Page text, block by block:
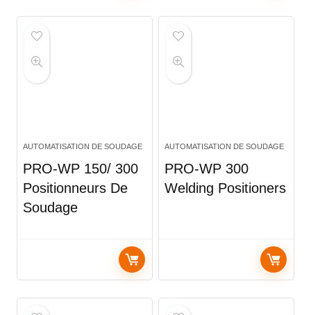
AUTOMATISATION DE SOUDAGE
PRO-WP 150/ 300
Positionneurs De
Soudage
AUTOMATISATION DE SOUDAGE
PRO-WP 300
Welding Positioners